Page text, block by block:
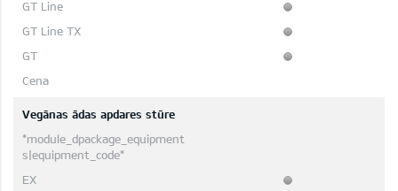
Vegānas ādas apdares stūre